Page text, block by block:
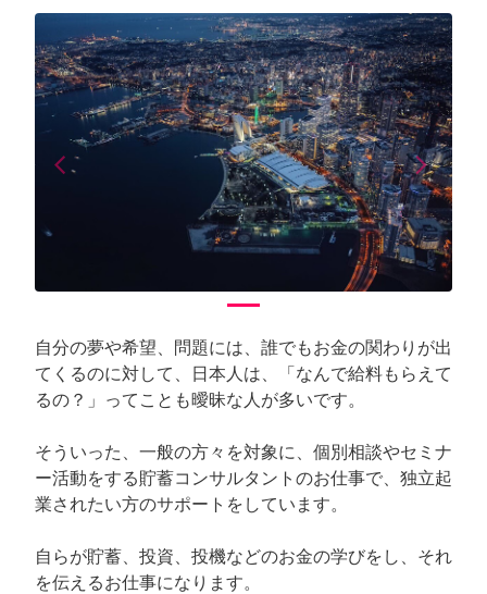
arrow_back_iosPrevious arrow_forward_iosNext
自分の夢や希望、問題には、誰でもお金の関わりが出
てくるのに対して、日本人は、「なんで給料もらえて
るの？」ってことも曖昧な人が多いです。
そういった、一般の方々を対象に、個別相談やセミナ
ー活動をする貯蓄コンサルタントのお仕事で、独立起
業されたい方のサポートをしています。
自らが貯蓄、投資、投機などのお金の学びをし、それ
を伝えるお仕事になります。